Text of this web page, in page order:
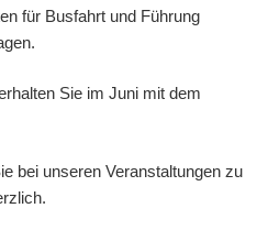
für Busfahrt und Führung
Sie im Juni mit dem
bei unseren Veranstaltungen zu